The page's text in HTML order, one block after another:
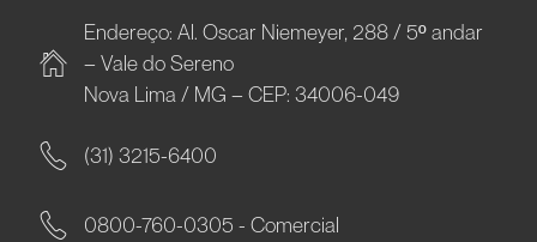
Endereço: Al. Oscar Niemeyer, 288 / 5º andar
– Vale do Sereno
Nova Lima / MG – CEP: 34006-049
(31) 3215-6400
0800-760-0305 - Comercial